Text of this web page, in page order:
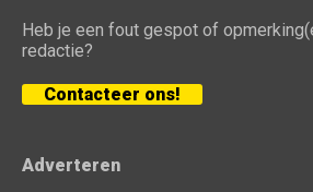
Heb je een fout gespot of
redactie?
Contacteer ons!
Adverteren